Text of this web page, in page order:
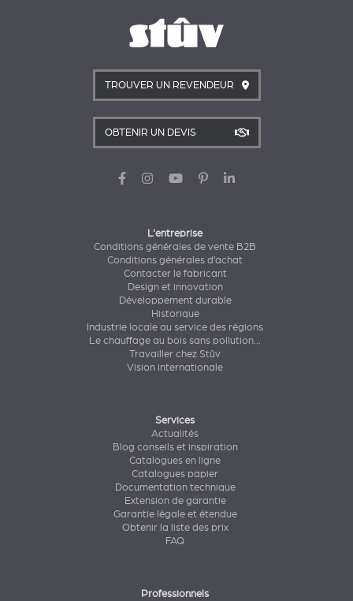
TROUVER UN REVENDEUR
OBTENIR UN DEVIS
L'entreprise
Conditions générales de vente B2B
Conditions générales d’achat
Contacter le fabricant
Design et innovation
Développement durable
Historique
Industrie locale au service des régions
Le chauffage au bois sans pollution...
Travailler chez Stûv
Vision internationale
Services
Actualités
Blog conseils et inspiration
Catalogues en ligne
Catalogues papier
Documentation technique
Extension de garantie
Garantie légale et étendue
Obtenir la liste des prix
FAQ
Professionnels